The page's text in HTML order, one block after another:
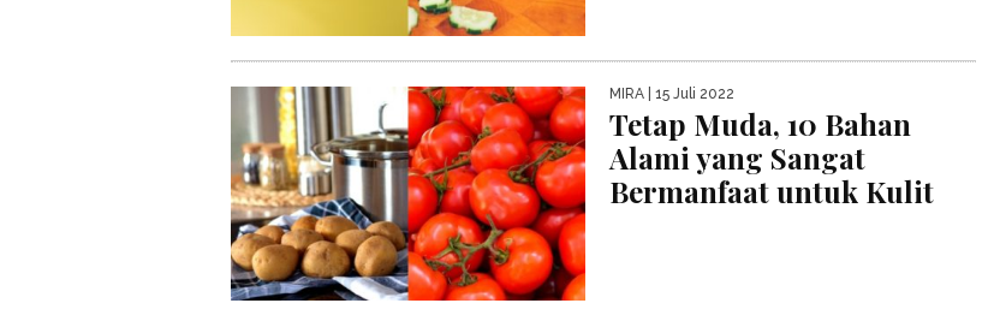
MIRA | 15 Juli 2022
Tetap Muda, 10 Bahan
Alami yang Sangat
Bermanfaat untuk Kulit